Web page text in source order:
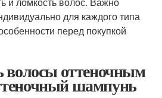
для каждого типа
перед покупкой
волосы оттеночным
шампунь